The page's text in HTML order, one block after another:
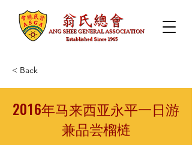
< Back
2016年马来西亚永平一日游
兼品尝榴梿